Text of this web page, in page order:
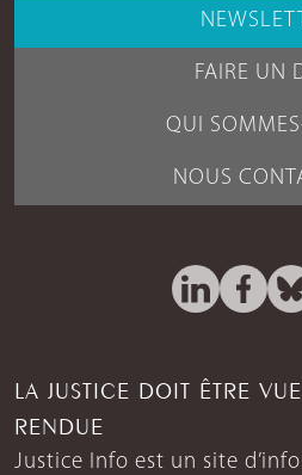
FAIRE UN
QUI
NOUS
LA JUSTICE DOIT ÊTRE
RENDUE
Justice Info est un site